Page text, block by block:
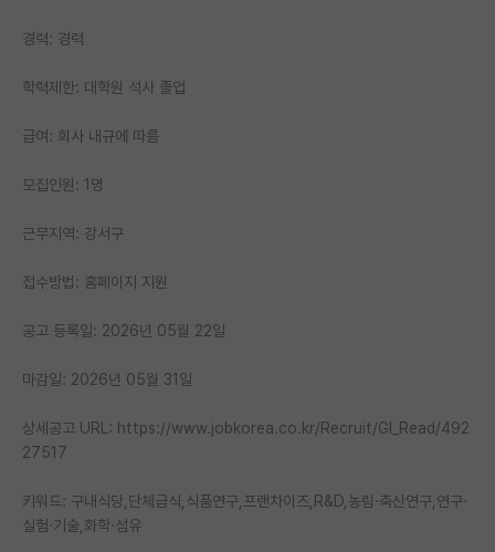
취업 게시판
장학금/장학생 게시판
학술 정보 게시판
홍보 게시판
커리어
이벤트
경력: 경력
학력제한: 대학원 석사 졸업
급여: 회사 내규에 따름
모집인원: 1명
근무지역: 강서구
접수방법: 홈페이지 지원
공고 등록일: 2026년 05월 22일
마감일: 2026년 05월 31일
상세공고 URL: https://www.jobkorea.co.kr/Recruit/GI_Read/492
27517
키워드: 구내식당,단체급식,식품연구,프랜차이즈,R&D,농림·축산연구,연구·
실험·기술,화학·섬유